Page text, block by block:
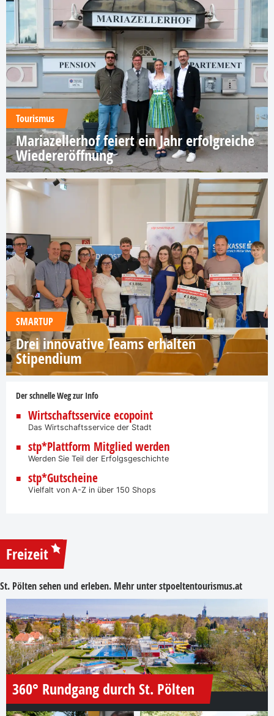
Tourismus
Mariazellerhof feiert ein Jahr erfolgreiche
Wiedereröffnung
SMARTUP
Drei innovative Teams erhalten
Stipendium
Der schnelle Weg zur Info
Wirtschaftsservice ecopoint
Das Wirtschaftsservice der Stadt
stp*Plattform Mitglied werden
Werden Sie Teil der Erfolgsgeschichte
stp*Gutscheine
Vielfalt von A-Z in über 150 Shops
Freizeit
St. Pölten sehen und erleben. Mehr unterstpoeltentourismus.at
360° Rundgang durch St. Pölten